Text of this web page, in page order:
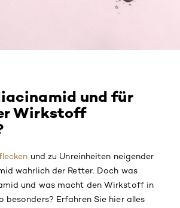
und für
Wirkstoff
und zu Unreinheiten neigender
wahrlich der Retter. Doch was
und was macht den Wirkstoff in
besonders? Erfahren Sie hier alles